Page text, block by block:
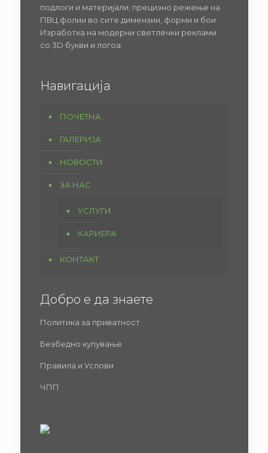
подлоги и материјали, прецизно режење на
ПВЦ фолии во сите димензии, форми и бои.
Изработка на модерни светлечки реклами
со 3D букви и логоа.
Навигација
ПОЧЕТНА
ГАЛЕРИЈА
НОВОСТИ
ЗА НАС
УСЛУГИ
КАРИЕРА
КОНТАКТ
Добро е да знаете
Политика за приватност
Безбедно купување
Правила и Услови
ЧПП